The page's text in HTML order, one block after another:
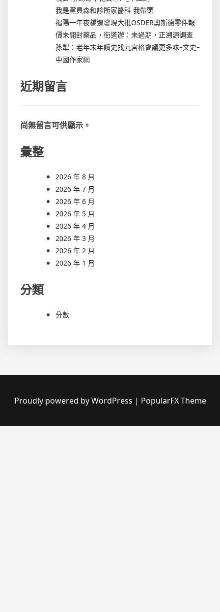
我是黨員森和診所家醫科 我帶頭
揭陽一年夜橋邊發現大批OSDER奧斯德零件報
價未開封藥品，街道辦：未過期，正溯源調查
孫犁：老年末年讀史找九宮格會議更多味–文史–
中國作家網
近期留言
尚無留言可供顯示。
彙整
2026 年 8 月
2026 年 7 月
2026 年 6 月
2026 年 5 月
2026 年 4 月
2026 年 3 月
2026 年 2 月
2026 年 1 月
分類
分數
Proudly powered by WordPress | PopularFX Theme